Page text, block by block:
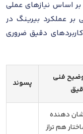
اساس نیازهای عملی
بر عملکرد بیرینگ در
دقیق ضروری
پسوند
فنی
دهنده
هم تراز